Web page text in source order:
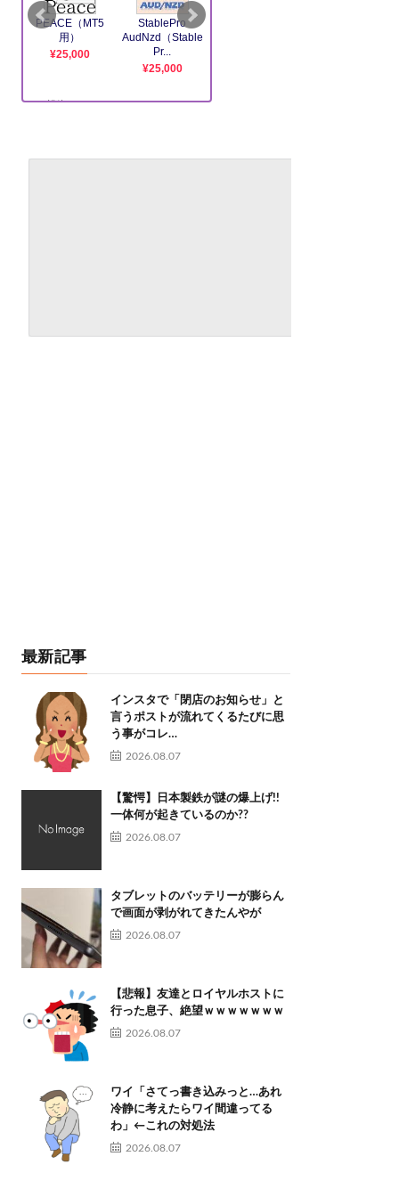
最新記事
インスタで「閉店のお知らせ」と
言うポストが流れてくるたびに思
う事がコレ…
2026.08.07
【驚愕】日本製鉄が謎の爆上げ!!
一体何が起きているのか??
2026.08.07
タブレットのバッテリーが膨らん
で画面が剥がれてきたんやが
2026.08.07
【悲報】友達とロイヤルホストに
行った息子、絶望ｗｗｗｗｗｗｗ
2026.08.07
ワイ「さてっ書き込みっと…あれ
冷静に考えたらワイ間違ってる
わ」←これの対処法
2026.08.07